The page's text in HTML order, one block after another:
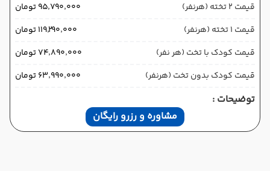
قیمت 2 تخته (هرنفر)
۹۵٬۷۹۰٬۰۰۰ تومان
قیمت 1 تخته (هرنفر)
۱۱۹٬۲۹۰٬۰۰۰ تومان
قیمت کودک با تخت (هر نفر)
۷۴٬۸۹۰٬۰۰۰ تومان
قیمت کودک بدون تخت (هرنفر)
۶۳٬۹۹۰٬۰۰۰ تومان
توضیحات :
مشاوره و رزرو رایگان